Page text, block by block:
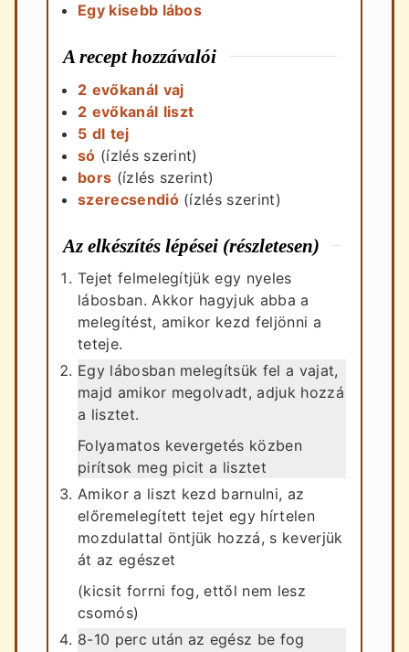
Egy kisebb lábos
A recept hozzávalói
2 evőkanál vaj
2 evőkanál liszt
5 dl tej
só (ízlés szerint)
bors (ízlés szerint)
szerecsendió (ízlés szerint)
Az elkészítés lépései (részletesen)
Tejet felmelegítjük egy nyeles
lábosban. Akkor hagyjuk abba a
melegítést, amikor kezd feljönni a
teteje.
Egy lábosban melegítsük fel a vajat,
majd amikor megolvadt, adjuk hozzá
a lisztet.
Folyamatos kevergetés közben
pirítsok meg picit a lisztet
Amikor a liszt kezd barnulni, az
előremelegített tejet egy hírtelen
mozdulattal öntjük hozzá, s keverjük
át az egészet
(kicsit forrni fog, ettől nem lesz
csomós)
8-10 perc után az egész be fog